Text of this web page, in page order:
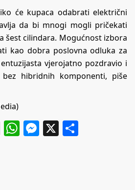
će kupaca odabrati električni
da bi mnogi mogli pričekati
šest cilindara. Mogućnost izbora
kao dobra poslovna odluka za
vjerojatno pozdravio i
hibridnih komponenti, piše
ViberWhatsApp
Messenger
X